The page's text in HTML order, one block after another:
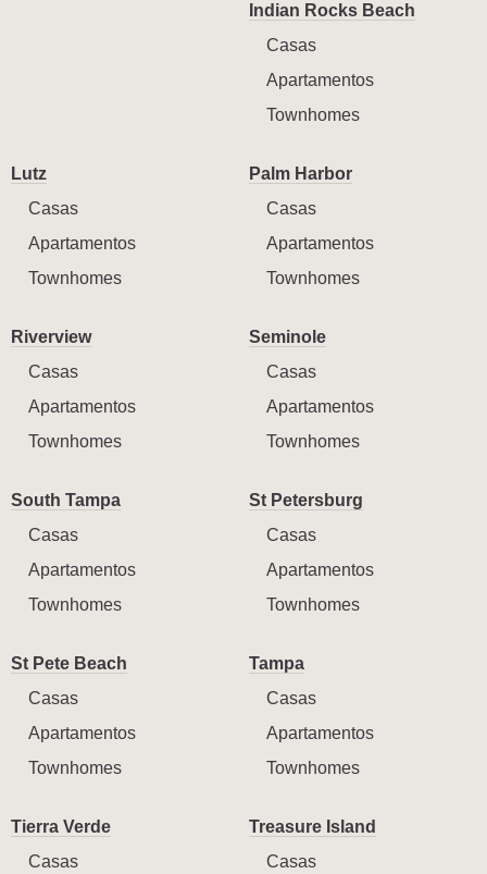
Indian Rocks Beach
Casas
Apartamentos
Townhomes
Lutz
Casas
Apartamentos
Townhomes
Palm Harbor
Casas
Apartamentos
Townhomes
Riverview
Casas
Apartamentos
Townhomes
Seminole
Casas
Apartamentos
Townhomes
South Tampa
Casas
Apartamentos
Townhomes
St Petersburg
Casas
Apartamentos
Townhomes
St Pete Beach
Casas
Apartamentos
Townhomes
Tampa
Casas
Apartamentos
Townhomes
Tierra Verde
Casas
Treasure Island
Casas